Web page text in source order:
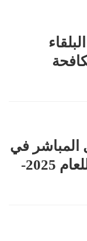
المباشر في
الجامعات والكليات الحكومية للعام 2025-